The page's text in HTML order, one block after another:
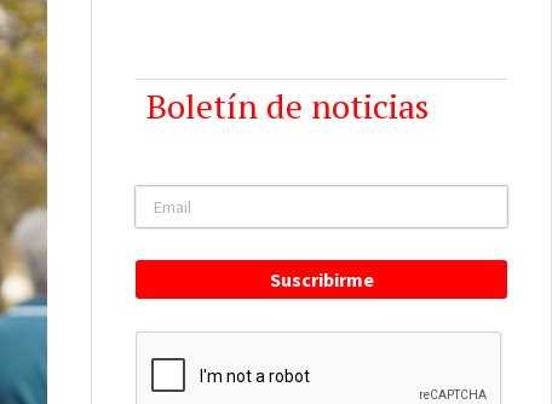
Boletín de noticias
Suscribirme